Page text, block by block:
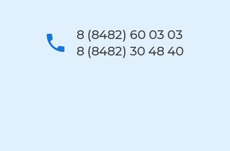
8 (8482) 60 03 03
8 (8482) 30 48 40